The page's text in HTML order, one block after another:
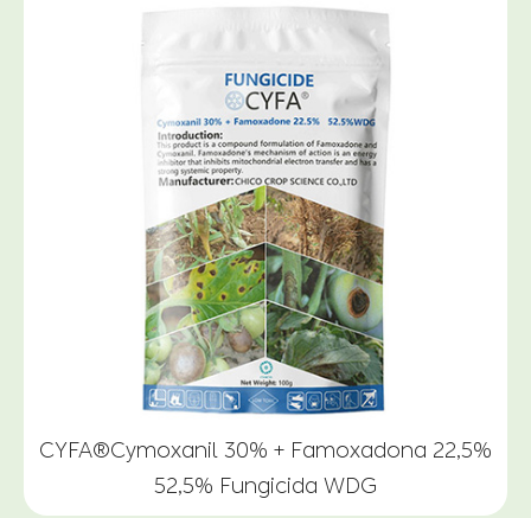
CYFA®Cymoxanil 30% + Famoxadona 22,5%
52,5% Fungicida WDG